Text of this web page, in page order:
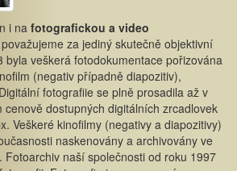
i na fotografickou a video
za jediný skutečně objektivní
byla veškerá fotodokumentace pořizována
(negativ případně diapozitiv),
fotografiie se plně prosadila až v
cenově dostupných digitálních zrcadlovek
Veškeré kinofilmy (negativy a diapozitivy)
naskenovány a archivovány ve
Fotoarchiv naší společnosti od roku 1997